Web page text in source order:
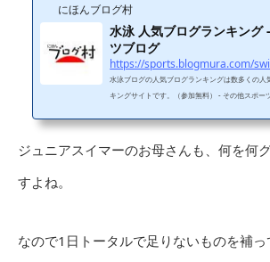
にほんブログ村
水泳 人気ブログランキング
ツブログ
水泳ブログの人気ブログランキングは数多くの人
キングサイトです。（参加無料） - その他スポー
ジュニアスイマーのお母さんも、何を何
すよね。
なので1日トータルで足りないものを補